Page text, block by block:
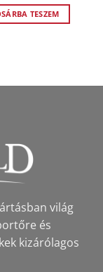
TESZEM
világ
és
kizárólagos